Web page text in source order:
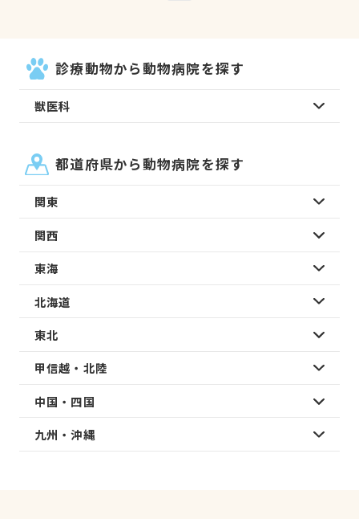
診療動物から動物病院を探す
獣医科
都道府県から動物病院を探す
関東
関西
東海
北海道
東北
甲信越・北陸
中国・四国
九州・沖縄